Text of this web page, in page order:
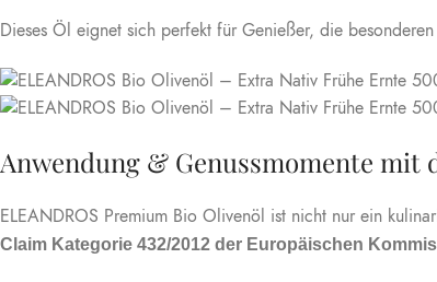
Dieses Öl eignet sich perfekt für Genießer, die
Anwendung & Genussmomente mit
ELEANDROS Premium Bio Olivenöl ist nicht nur ein
Claim Kategorie 432/2012 der Europäischen